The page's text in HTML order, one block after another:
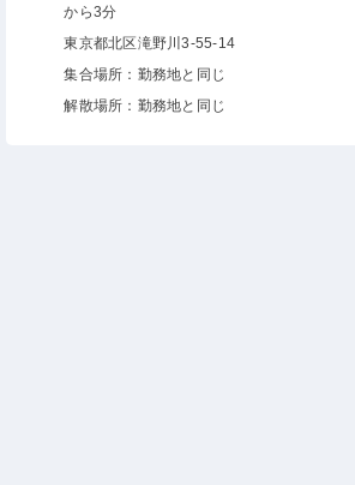
から3分
東京都北区滝野川3-55-14
集合場所：勤務地と同じ
解散場所：勤務地と同じ